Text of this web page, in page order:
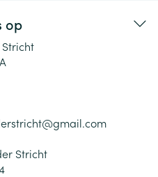
op
Stricht
gmail.com
Stricht